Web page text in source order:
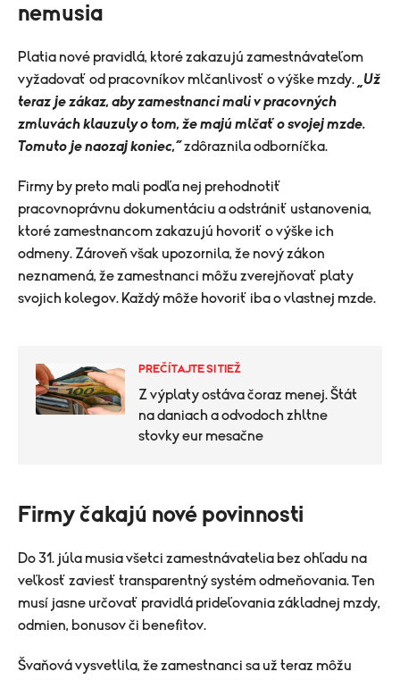
nemusia
Platia nové pravidlá, ktoré zakazujú zamestnávateľom
vyžadovať od pracovníkov mlčanlivosť o výške mzdy.
„Už
teraz je zákaz, aby zamestnanci mali v pracovných
zmluvách klauzuly o tom, že majú mlčať o svojej mzde.
Tomuto je naozaj koniec,“zdôraznila odborníčka.
Firmy by preto mali podľa nej prehodnotiť
pracovnoprávnu dokumentáciu a odstrániť ustanovenia,
ktoré zamestnancom zakazujú hovoriť o výške ich
odmeny. Zároveň však upozornila, že nový zákon
neznamená, že zamestnanci môžu zverejňovať platy
svojich kolegov. Každý môže hovoriť iba o vlastnej mzde.
PREČÍTAJTE SI TIEŽ
Z výplaty ostáva čoraz menej. Štát
na daniach a odvodoch zhltne
stovky eur mesačne
Firmy čakajú nové povinnosti
Do 31. júla musia všetci zamestnávatelia bez ohľadu na
veľkosť zaviesť transparentný systém odmeňovania. Ten
musí jasne určovať pravidlá prideľovania základnej mzdy,
odmien, bonusov či benefitov.
Švaňová vysvetlila, že zamestnanci sa už teraz môžu